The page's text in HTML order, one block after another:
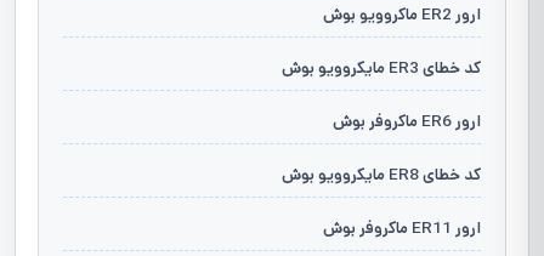
ارور ER2 ماکروویو بوش
کد خطای ER3 مایکروویو بوش
ارور ER6 ماکروفر بوش
کد خطای ER8 مایکروویو بوش
ارور ER11 ماکروفر بوش